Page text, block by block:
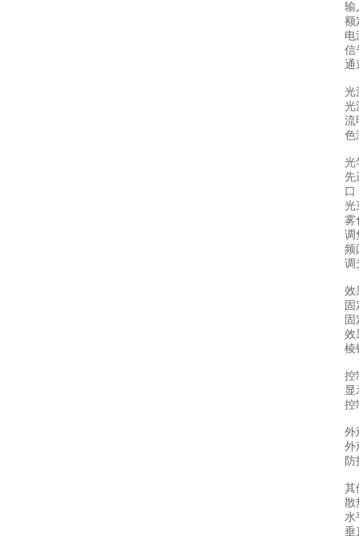
输
额
电
信
通
光
光
流
色
光
先
光
雾
调
频
调
效
效
棱
控
显
控
外
外
防
其
散
水
垂